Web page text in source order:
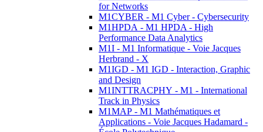
for Networks
M1CYBER - M1 Cyber - Cybersecurity
M1HPDA - M1 HPDA - High
Performance Data Analytics
M1I - M1 Informatique - Voie Jacques
Herbrand - X
M1IGD - M1 IGD - Interaction, Graphic
and Design
M1INTTRACPHY - M1 - International
Track in Physics
M1MAP - M1 Mathématiques et
Applications - Voie Jacques Hadamard -